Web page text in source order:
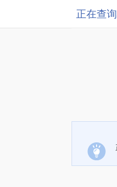
正在查